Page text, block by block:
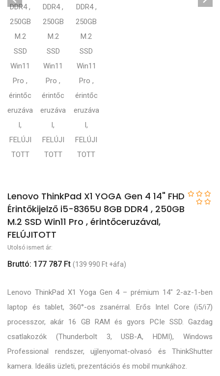
Lenovo ThinkPad X1 YOGA Gen 4 14" FHD
Érintőkijelző i5-8365U 8GB DDR4 , 250GB
M.2 SSD Win11 Pro , érintőceruzával,
FELÚJITOTT
Utolsó ismert ár:
Bruttó: 177 787 Ft (139 990 Ft +áfa)
Lenovo ThinkPad X1 Yoga Gen 4 – prémium 14″ 2-az-1-ben
laptop és tablet, 360°-os zsanérral. Erős Intel Core (i5/i7)
processzor, akár 16 GB RAM és gyors PCIe SSD. Gazdag
csatlakozók (Thunderbolt 3, USB-A, HDMI), Windows
Professional rendszer, ujjlenyomat-olvasó és ThinkShutter
kamera. Ideális üzleti, prezentációs és mobil munkához.